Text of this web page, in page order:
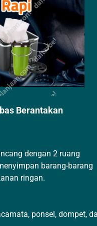
Berantakan
dengan 2 ruang
barang-barang
ringan.
ponsel, dompet,